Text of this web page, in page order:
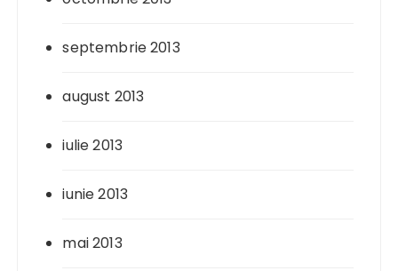
septembrie 2013
august 2013
iulie 2013
iunie 2013
mai 2013